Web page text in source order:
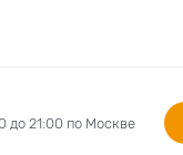
до 21:00 по Москве